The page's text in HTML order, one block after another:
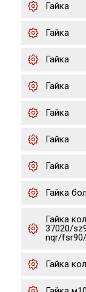
Гайка
Гайка
Гайка
Гайка
Гайка
Гайка
Гайка
Гайка
Гайка
37020/
nqr/
Гайка